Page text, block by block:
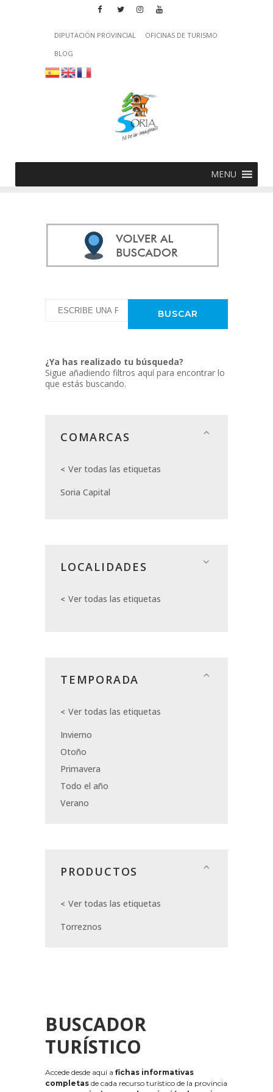
DIPUTACIÓN PROVINCIAL
OFICINAS DE TURISMO
BLOG
MENU
¿Ya has realizado tu búsqueda?
Sigue añadiendo filtros aquí para encontrar lo
que estás buscando.
COMARCAS
Ver todas las etiquetas
Soria Capital
LOCALIDADES
Ver todas las etiquetas
TEMPORADA
Ver todas las etiquetas
Invierno
Otoño
Primavera
Todo el año
Verano
PRODUCTOS
Ver todas las etiquetas
Torreznos
BUSCADOR
TURÍSTICO
Accede desde aquí a fichas informativas
completas de cada recurso turístico de la provincia